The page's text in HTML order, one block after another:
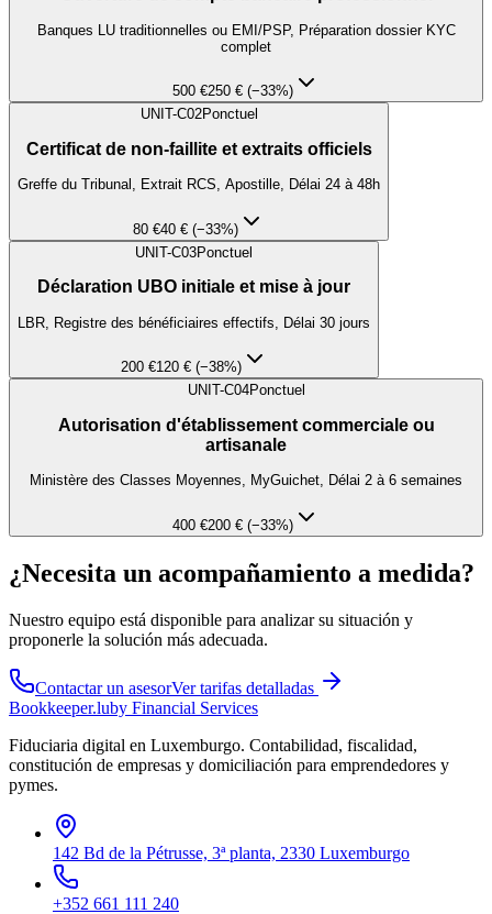
Banques LU traditionnelles ou EMI/PSP, Préparation dossier KYC
complet
500 €250 € (−33%)
UNIT-C02Ponctuel
Certificat de non-faillite et extraits officiels
Greffe du Tribunal, Extrait RCS, Apostille, Délai 24 à 48h
80 €40 € (−33%)
UNIT-C03Ponctuel
Déclaration UBO initiale et mise à jour
LBR, Registre des bénéficiaires effectifs, Délai 30 jours
200 €120 € (−38%)
UNIT-C04Ponctuel
Autorisation d'établissement commerciale ou
artisanale
Ministère des Classes Moyennes, MyGuichet, Délai 2 à 6 semaines
400 €200 € (−33%)
¿Necesita un acompañamiento a medida?
Nuestro equipo está disponible para analizar su situación y
proponerle la solución más adecuada.
Contactar un asesorVer tarifas detalladas
Bookkeeper.luby Financial Services
Fiduciaria digital en Luxemburgo. Contabilidad, fiscalidad,
constitución de empresas y domiciliación para emprendedores y
pymes.
142 Bd de la Pétrusse, 3ª planta, 2330 Luxemburgo
+352 661 111 240